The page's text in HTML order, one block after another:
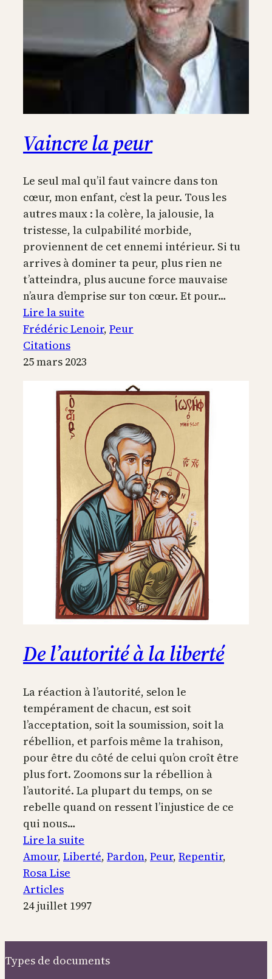
Vaincre la peur
Le seul mal qu’il faut vaincre dans ton
cœur, mon enfant, c’est la peur. Tous les
autres maux : la colère, la jalousie, la
tristesse, la culpabilité morbide,
proviennent de cet ennemi intérieur. Si tu
arrives à dominer ta peur, plus rien ne
t’atteindra, plus aucune force mauvaise
n’aura d’emprise sur ton cœur. Et pour…
Lire la suite
Vaincre
peur
Frédéric Lenoir, Peur
Citations
25 mars 2023
De l’autorité à la liberté
La réaction à l’autorité, selon le
tempérament de chacun, est soit
l’acceptation, soit la soumission, soit la
rébellion, et parfois même la trahison,
pour être du côté de celui qu’on croît être
plus fort. Zoomons sur la rébellion à
l’autorité. La plupart du temps, on se
rebelle quand on ressent l’injustice de ce
qui nous…
Lire la suite
De
la
Amour, Liberté, Pardon, Peur, Repentir
Rosa Lise
Articles
24 juillet 1997
Types de documents